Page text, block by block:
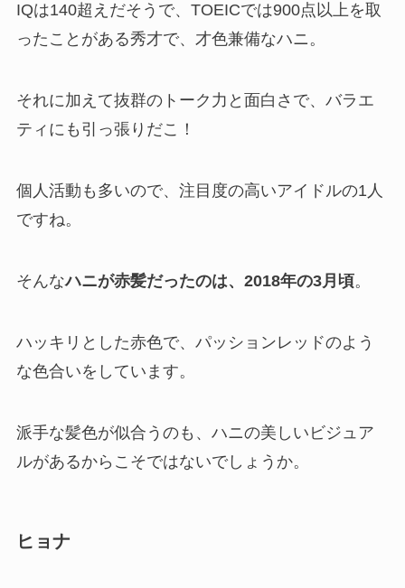
IQは140超えだそうで、TOEICでは900点以上を取
ったことがある秀才で、才色兼備なハニ。
それに加えて抜群のトーク力と面白さで、バラエ
ティにも引っ張りだこ！
個人活動も多いので、注目度の高いアイドルの1人
ですね。
そんなハニが赤髪だったのは、2018年の3月頃。
ハッキリとした赤色で、パッションレッドのよう
な色合いをしています。
派手な髪色が似合うのも、ハニの美しいビジュア
ルがあるからこそではないでしょうか。
ヒョナ